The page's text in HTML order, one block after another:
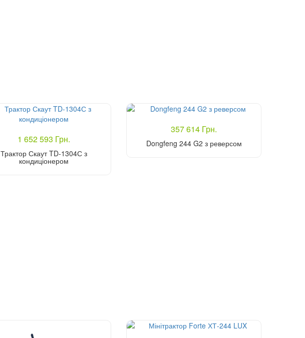
1 652 593 Грн.
Трактор Скаут TD-1304С з
кондиціонером
357 614 Грн.
Dongfeng 244 G2 з реверсом